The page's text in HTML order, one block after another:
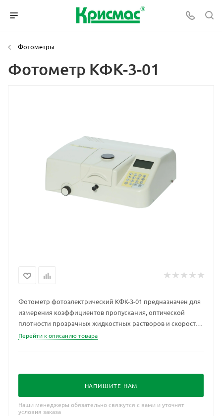
Фотометры
Фотометр КФК-3-01
Фотометр фотоэлектрический КФК-3-01 предназначен для
измерения коэффициентов пропускания, оптической
плотности прозрачных жидкостных растворов и скорости
ее изменения, а также для определения концентрации
обеспечивает широкий и непрерывный спектральный
диапазон от 315 до 990 нм.
Перейти к описанию товара
НАПИШИТЕ НАМ
Наши менеджеры обязательно свяжутся с вами и уточнят
условия заказа